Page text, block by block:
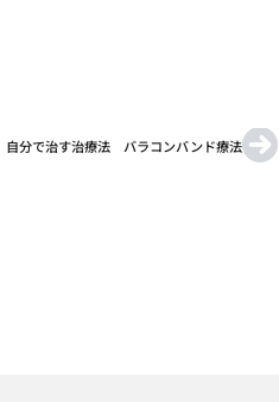
分で治す治療法 バラコンバンド療法